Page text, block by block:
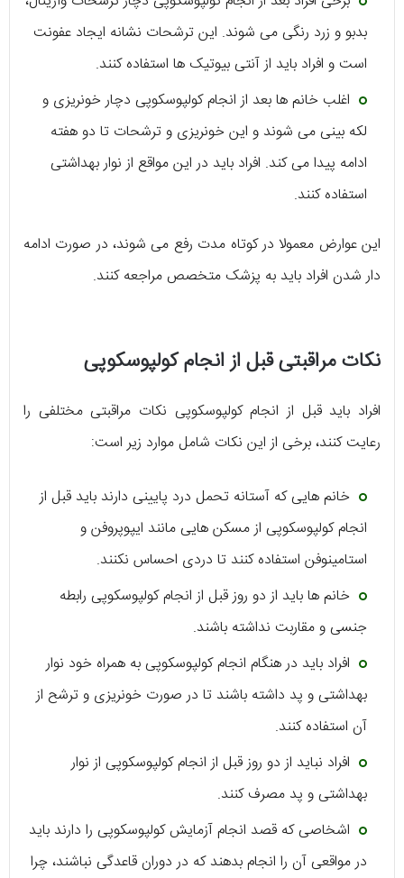
بدبو و زرد رنگی می شوند. این ترشحات نشانه ایجاد عفونت
است و افراد باید از آنتی بیوتیک ها استفاده کنند.
اغلب خانم ها بعد از انجام کولپوسکوپی دچار خونریزی و
لکه بینی می شوند و این خونریزی و ترشحات تا دو هفته
ادامه پیدا می کند. افراد باید در این مواقع از نوار بهداشتی
استفاده کنند.
این عوارض معمولا در کوتاه مدت رفع می شوند، در صورت ادامه
دار شدن افراد باید به پزشک متخصص مراجعه کنند.
نکات مراقبتی قبل از انجام کولپوسکوپی
افراد باید قبل از انجام کولپوسکوپی نکات مراقبتی مختلفی را
رعایت کنند، برخی از این نکات شامل موارد زیر است:
خانم هایی که آستانه تحمل درد پایینی دارند باید قبل از
انجام کولپوسکوپی از مسکن هایی مانند ایپوپروفن و
استامینوفن استفاده کنند تا دردی احساس نکنند.
خانم ها باید از دو روز قبل از انجام کولپوسکوپی رابطه
جنسی و مقاربت نداشته باشند.
افراد باید در هنگام انجام کولپوسکوپی به همراه خود نوار
بهداشتی و پد داشته باشند تا در صورت خونریزی و ترشح از
آن استفاده کنند.
افراد نباید از دو روز قبل از انجام کولپوسکوپی از نوار
بهداشتی و پد مصرف کنند.
اشخاصی که قصد انجام آزمایش کولپوسکوپی را دارند باید
در مواقعی آن را انجام بدهند که در دوران قاعدگی نباشند، چرا